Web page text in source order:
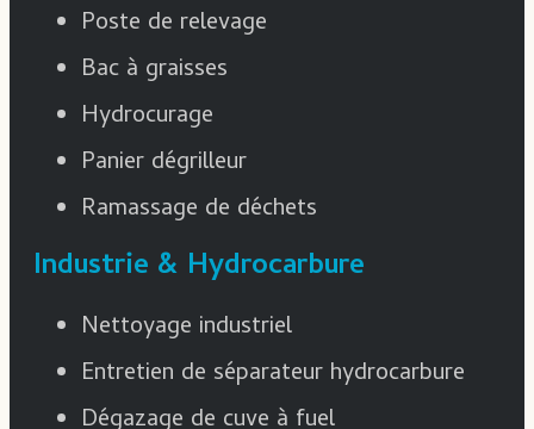
Poste de relevage
Bac à graisses
Hydrocurage
Panier dégrilleur
Ramassage de déchets
Industrie & Hydrocarbure
Nettoyage industriel
Entretien de séparateur hydrocarbure